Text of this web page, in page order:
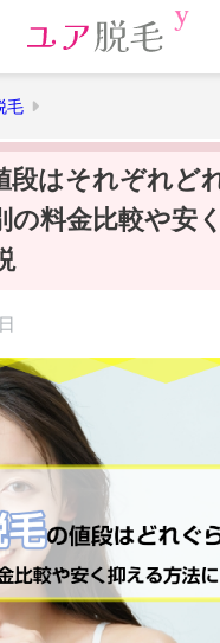
毛
段はそれぞれど
の料金比較や安